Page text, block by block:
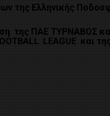
της Ελληνικής
της ΠΑΕ ΤΥΡΝΑΒΟΣ
LEAGUE και